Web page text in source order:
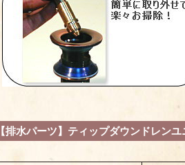
【排水パーツ】ティップダウンドレン